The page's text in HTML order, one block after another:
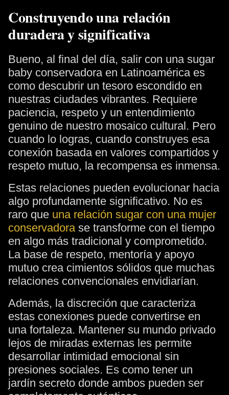
Construyendo una relación
duradera y significativa
Bueno, al final del día, salir con una sugar
baby conservadora en Latinoamérica es
como descubrir un tesoro escondido en
nuestras ciudades vibrantes. Requiere
paciencia, respeto y un entendimiento
genuino de nuestro mosaico cultural. Pero
cuando lo logras, cuando construyes esa
conexión basada en valores compartidos y
respeto mutuo, la recompensa es inmensa.
Estas relaciones pueden evolucionar hacia
algo profundamente significativo. No es
raro que una relación sugar con una mujer
conservadorase transforme con el tiempo
en algo más tradicional y comprometido.
La base de respeto, mentoría y apoyo
mutuo crea cimientos sólidos que muchas
relaciones convencionales envidiarían.
Además, la discreción que caracteriza
estas conexiones puede convertirse en
una fortaleza. Mantener su mundo privado
lejos de miradas externas les permite
desarrollar intimidad emocional sin
presiones sociales. Es como tener un
jardín secreto donde ambos pueden ser